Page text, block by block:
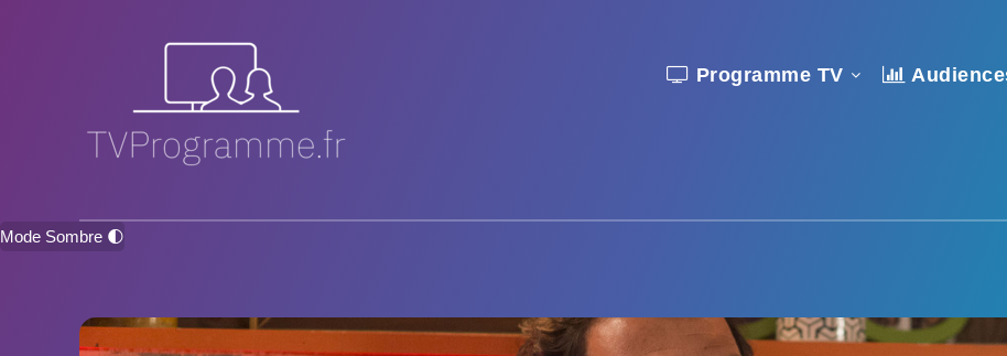
Programme TV
Mode Sombre 🌓